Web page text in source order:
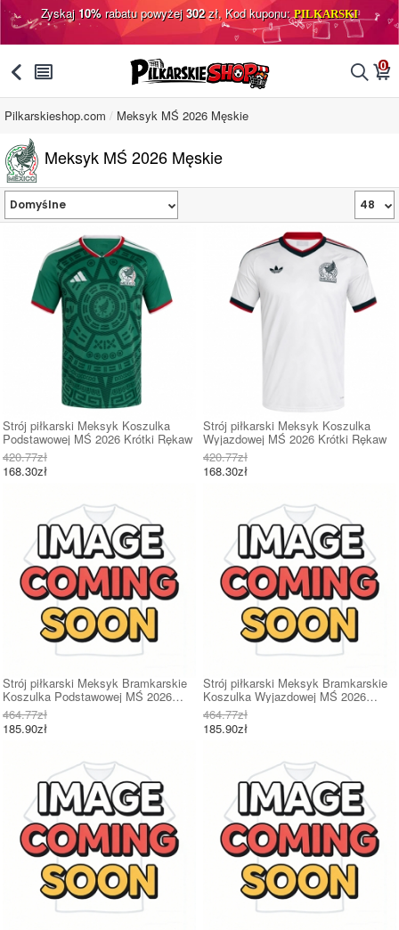
Zyskaj10%rabatu powyżej302zł, Kod kuponu:PILKARSKI
󰅯 󰂩 󰂨 0
󰃦
Pilkarskieshop.com Meksyk MŚ 2026 Męskie
Meksyk MŚ 2026 Męskie
Strój piłkarski Meksyk Koszulka
Podstawowej MŚ 2026 Krótki Rękaw
420.77zł
168.30zł
Strój piłkarski Meksyk Koszulka
Wyjazdowej MŚ 2026 Krótki Rękaw
420.77zł
168.30zł
Strój piłkarski Meksyk Bramkarskie
Koszulka Podstawowej MŚ 2026
Krótki Rękaw
464.77zł
185.90zł
Strój piłkarski Meksyk Bramkarskie
Koszulka Wyjazdowej MŚ 2026
Krótki Rękaw
464.77zł
185.90zł